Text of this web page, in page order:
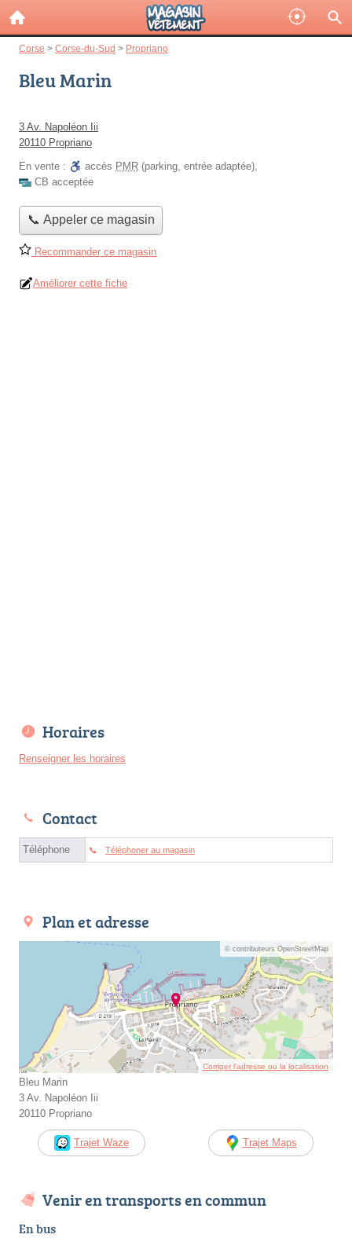
Corse > Corse-du-Sud > Propriano
Bleu Marin
3 Av. Napoléon Iii
20110 Propriano
En vente :
accès PMR (parking, entrée adaptée),
CB acceptée
📞 Appeler ce magasin
Recommander ce magasin
Améliorer cette fiche
Horaires
Renseigner les horaires
Contact
Téléphone Téléphoner au magasin
Plan et adresse
© contributeurs OpenStreetMap
Corriger l’adresse ou la localisation
Bleu Marin
3 Av. Napoléon Iii
20110 Propriano
Trajet Waze Trajet Maps
Venir en transports en commun
En bus